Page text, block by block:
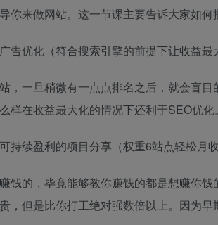
你来做网站。这一节课主要告诉大家如
告优化（符合搜索引擎的前提下让收益最
，一旦稍微有一点点排名之后，就会盲
样在收益最大化的情况下还利于SEO优化。
持续盈利的项目分享（权重6站点轻松月收
钱的，毕竟能够教你赚钱的都是想赚你
，但是比你打工绝对强数倍以上。因为早